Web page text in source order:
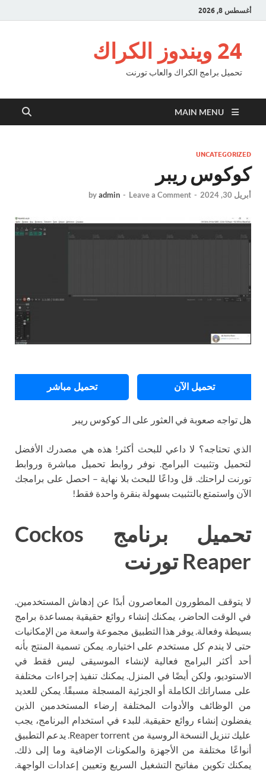
أغسطس 8, 2026
24 ويندوز الكراك
تحميل برامج الكراك والعاب تورنت
MAIN MENU
UNCATEGORIZED
كوكوس ريبر
أبريل 30, 2024 -
byadmin - Leave a Comment
تحميل الآن تحميل مباشر
هل تواجه صعوبة في العثور على الـ كوكوس ريبر
الذي تحتاجه؟ لا داعي للبحث أكثر! هذه هي مصدرك الأفضل
لتحميل وتثبيت البرامج. نوفر روابط تحميل مباشرة وروابط
تورنت لراحتك. قل وداعًا للبحث بلا نهاية – احصل على برامجك
الآن واستمتع بالتثبيت بسهولة بنقرة واحدة فقط!
تحميل برنامج Cockos
Reaper تورنت
لا يتوقف المطورون المعاصرون أبدًا عن إدهاش المستخدمين.
في الوقت الحاضر، يمكنك إنشاء روائع حقيقية بمساعدة برامج
بسيطة وفعالة. يوفر هذا التطبيق مجموعة واسعة من الإمكانيات
حتى لا يندم كل مستخدم على اختياره. يمكن تسمية المنتج بأنه
أحد أكثر البرامج فعالية لإنشاء الموسيقى ليس فقط في
الاستوديو، ولكن أيضًا في المنزل. يمكنك تنفيذ إجراءات مختلفة
على مساراتك الكاملة أو الجزئية المسجلة مسبقًا. يمكن للعديد
من الوظائف والأدوات المختلفة إرضاء المستخدمين الذين
يفضلون إنشاء روائع حقيقية. للبدء في استخدام البرنامج، يجب
عليك تنزيل النسخة الروسية من Reaper torrent. يدعم التطبيق
أنواعًا مختلفة من الأجهزة والمكونات الإضافية وما إلى ذلك.
يمكنك تكوين مفاتيح التشغيل السريع وتعيين إعدادات الواجهة.